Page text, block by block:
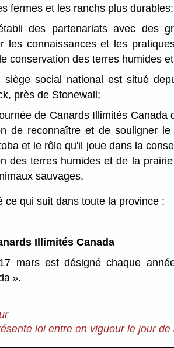
fermes et les ranchs plus durables;
des partenariats avec des
les connaissances et les
conservation des terres humides
siège social national est situé
près de Stonewall;
de Canards Illimités Canada
de reconnaître et de souligner
et le rôle qu'il joue dans la
des terres humides et de la
sauvages,
ce qui suit dans toute la province :
Illimités Canada
mars est désigné chaque
».
loi entre en vigueur le jour de